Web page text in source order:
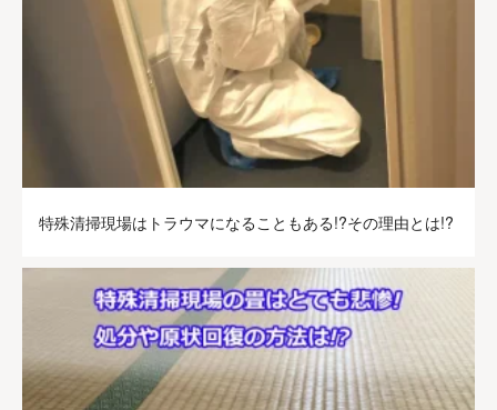
特殊清掃現場はトラウマになることもある!?その理由とは!?